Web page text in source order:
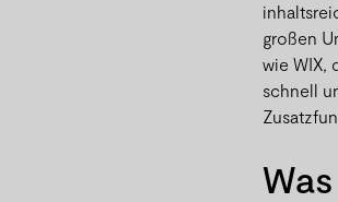
großen
wie WIX,
schnell